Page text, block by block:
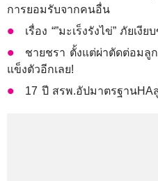
การยอมรับจากคนอื่น
เรื่อง “”มะเร็งรังไข่” ภัยเ
ชายชรา ตั้งแต่ผ่าตัดต่อมลู
แข็งตัวอีกเลย!
17 ปี สรพ.อัปมาตรฐานHA